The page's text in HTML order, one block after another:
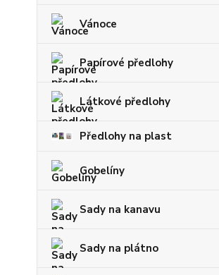
Vánoce
Papírové předlohy
Látkové předlohy
Předlohy na plast
Gobelíny
Sady na kanavu
Sady na plátno